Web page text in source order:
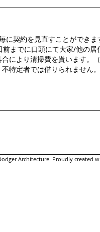
に契約を見直すことができ
までに口頭にて大家/他の居
により清掃費を貰います。
特定者では借りられません。
Architecture. Proudly created